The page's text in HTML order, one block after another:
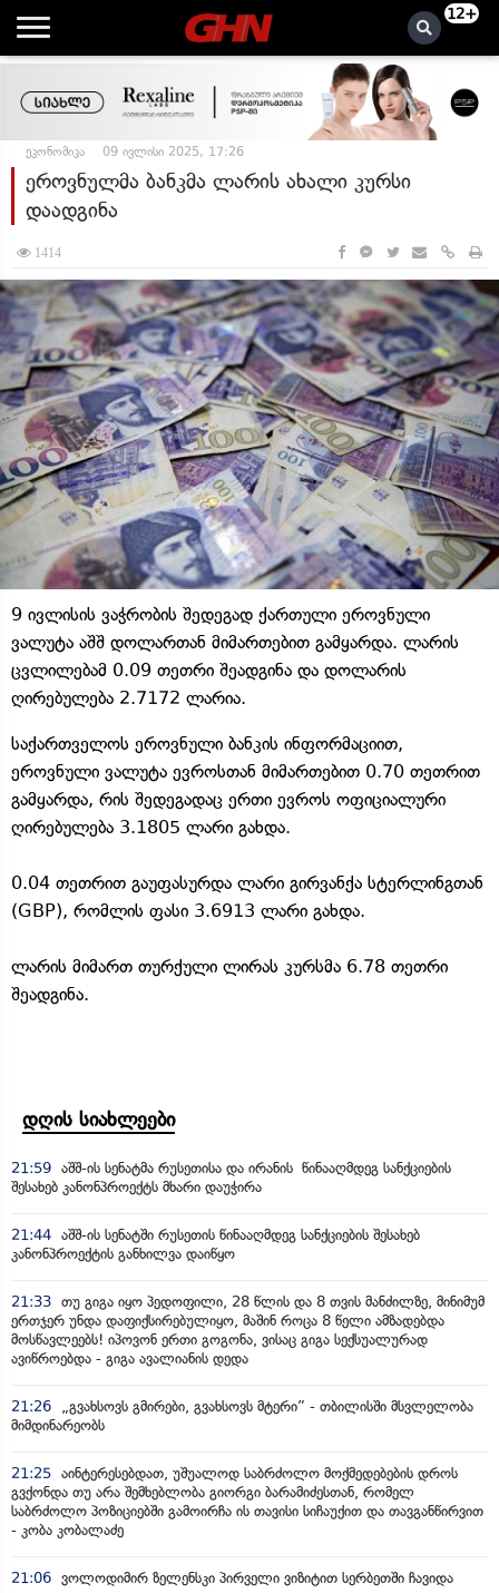
12+
ეკონომიკა 09 ივლისი 2025, 17:26
ეროვნულმა ბანკმა ლარის ახალი კურსი
დაადგინა
1414
9 ივლისის ვაჭრობის შედეგად ქართული ეროვნული
ვალუტა აშშ დოლართან მიმართებით გამყარდა. ლარის
ცვლილებამ 0.09 თეთრი შეადგინა და დოლარის
ღირებულება 2.7172 ლარია.
საქართველოს ეროვნული ბანკის ინფორმაციით,
ეროვნული ვალუტა ევროსთან მიმართებით 0.70 თეთრით
გამყარდა, რის შედეგადაც ერთი ევროს ოფიციალური
ღირებულება 3.1805 ლარი გახდა.
0.04 თეთრით გაუფასურდა ლარი გირვანქა სტერლინგთან
(GBP), რომლის ფასი 3.6913 ლარი გახდა.
ლარის მიმართ თურქული ლირას კურსმა 6.78 თეთრი
შეადგინა.
დღის სიახლეები
21:59 აშშ-ის სენატმა რუსეთისა და ირანის წინააღმდეგ სანქციების
შესახებ კანონპროექტს მხარი დაუჭირა
21:44 აშშ-ის სენატში რუსეთის წინააღმდეგ სანქციების შესახებ
კანონპროექტის განხილვა დაიწყო
21:33 თუ გიგა იყო პედოფილი, 28 წლის და 8 თვის მანძილზე, მინიმუმ
ერთჯერ უნდა დაფიქსირებულიყო, მაშინ როცა 8 წელი ამზადებდა
მოსწავლეებს! იპოვონ ერთი გოგონა, ვისაც გიგა სექსუალურად
ავიწროებდა - გიგა ავალიანის დედა
21:26
„გვახსოვს გმირები, გვახსოვს მტერი” - თბილისში მსვლელობა
მიმდინარეობს
21:25 აინტერესებდათ, უშუალოდ საბრძოლო მოქმედებების დროს
გვქონდა თუ არა შემხებლობა გიორგი ბარამიძესთან, რომელ
საბრძოლო პოზიციებში გამოირჩა ის თავისი სიჩაუქით და თავგანწირვით
- კობა კობალაძე
21:06 ვოლოდიმირ ზელენსკი პირველი ვიზიტით სერბეთში ჩავიდა